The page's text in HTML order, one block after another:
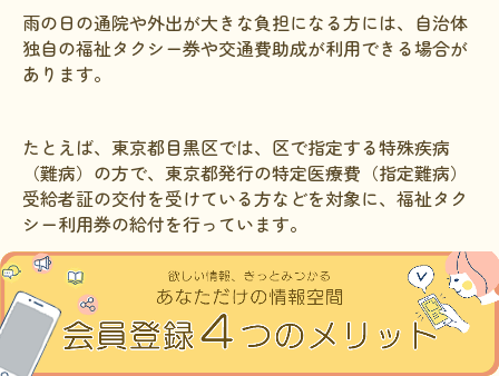
雨の日の通院や外出が大きな負担になる方には、自治体
独自の福祉タクシー券や交通費助成が利用できる場合が
あります。
たとえば、東京都目黒区では、区で指定する特殊疾病
（難病）の方で、東京都発行の特定医療費（指定難病）
受給者証の交付を受けている方などを対象に、福祉タク
シー利用券の給付を行っています。
・福祉タクシー利用券の給付（目黒区）
ただし、対象者や金額、利用条件は自治体によって大き